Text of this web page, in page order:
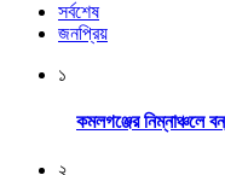
সর্বশেষ
জনপ্রিয়
১
কমলগঞ্জের নিম্নাঞ্চলে
২